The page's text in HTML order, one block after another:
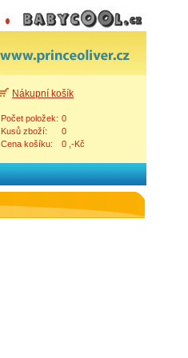
Nákupní košík
Počet položek: 0
Kusů zboží:
0
Cena košíku:
0 ,-Kč